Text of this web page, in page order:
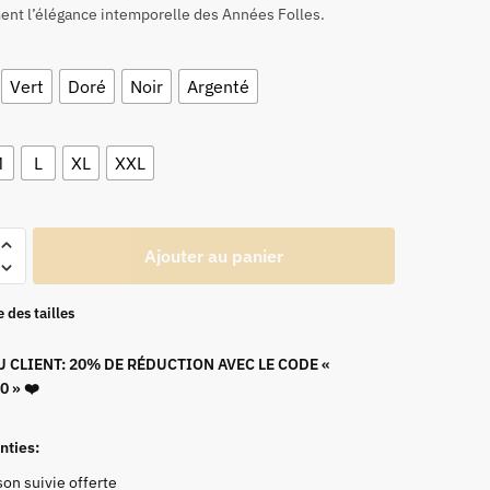
l’élégance intemporelle des Années Folles.
Vert Doré Noir Argenté
L XL XXL
Ajouter au panier
des tailles
CLIENT: 20% DE RÉDUCTION AVEC LE CODE «
» ❤️
suivie offerte